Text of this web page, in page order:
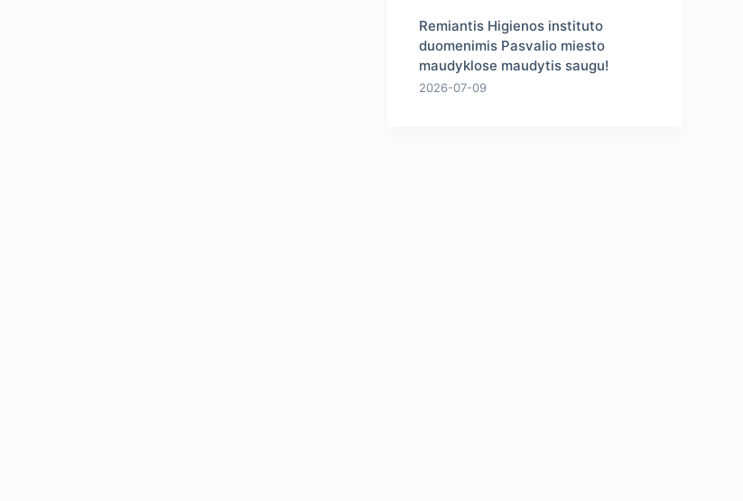
Remiantis Higienos instituto
duomenimis Pasvalio miesto
maudyklose maudytis saugu!
2026-07-09